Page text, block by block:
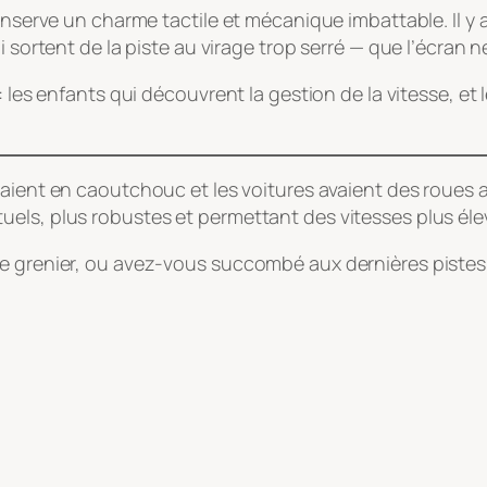
un charme tactile et mécanique imbattable. Il y
de la piste au virage trop serré — que l’écran
les enfants qui découvrent la gestion de la vitesse,
en caoutchouc et les voitures avaient des
plus robustes et permettant des vitesses plus
grenier, ou avez-vous succombé aux dernières